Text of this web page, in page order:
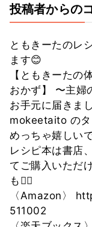
投稿者からの
ともきーたのレ
ます😊
【ともきーたの
おかず】 〜主婦
お手元に届きま
mokeetaito の
めっちゃ嬉しい
レシピ本は書店
てご購入いただ
も🙆‍♀️
〈Amazon〉
511002